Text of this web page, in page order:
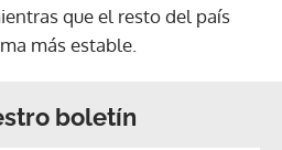
que el resto del país
más estable.
boletín